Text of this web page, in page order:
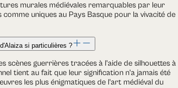
murales médiévales remarquables par leur
uniques au Pays Basque pour la vivacité de
si particulières ?
scènes guerrières tracées à l'aide de silhouettes à
tient au fait que leur signification n'a jamais été
les plus énigmatiques de l'art médiéval du